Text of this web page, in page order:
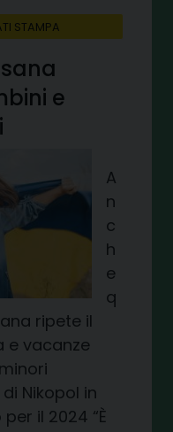
STAMPA
e
A
n
c
h
e
q
ripete il
e vacanze
Nikopol in
il 2024 “È